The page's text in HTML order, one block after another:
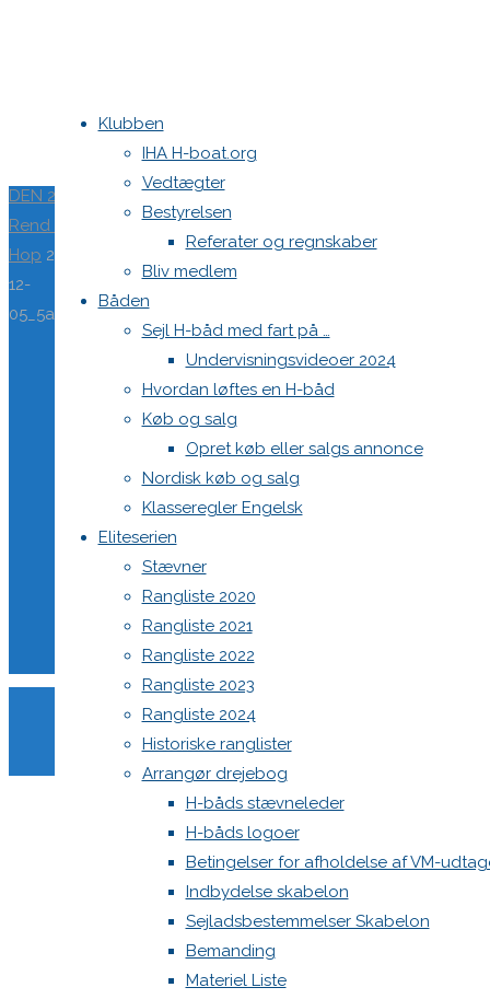
Klubben
IHA H-boat.org
Vedtægter
Bestyrelsen
Referater og regnskaber
Bliv medlem
Båden
Sejl H-båd med fart på …
Undervisningsvideoer 2024
Hvordan løftes en H-båd
Køb og salg
Opret køb eller salgs annonce
Nordisk køb og salg
Klasseregler Engelsk
Eliteserien
Stævner
Rangliste 2020
Rangliste 2021
Rangliste 2022
Rangliste 2023
Rangliste 2024
Historiske ranglister
Arrangør drejebog
H-båds stævneleder
H-båds logoer
Betingelser for afholdelse af VM-
Indbydelse skabelon
Sejladsbestemmelser Skabelon
Bemanding
Materiel Liste
DEN 295
Rend og
Hop 2017-
12-
2017-
12-
pixels
DEN 295
Rend og
Previous
Skriv
Kontakt
Danske H-bådssejlere
Klubben: klubben@H-båd.dk
kontakt
Find os på
Seneste på H-båd.dk
Sejl, spilerstrømpe og rullefok-presenning til H-båd:
Høj Jensen fokke til salg
Spilerstage/Spinlock jollevest xl
North MH-6 fok i fin kapsejlads-stand sælges
Botnia 1987 DEN 613
Log ind
Indlægsfeed
Kommentarfeed
WordPress.org
Back
to